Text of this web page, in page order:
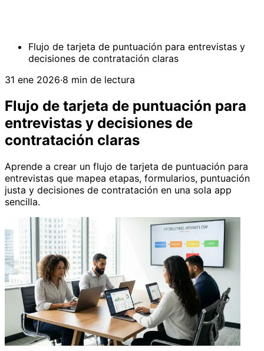
Flujo de tarjeta de puntuación para entrevistas y
decisiones de contratación claras
31 ene 2026·8 min de lectura
Flujo de tarjeta de puntuación para
entrevistas y decisiones de
contratación claras
Aprende a crear un flujo de tarjeta de puntuación para
entrevistas que mapea etapas, formularios, puntuación
justa y decisiones de contratación en una sola app
sencilla.